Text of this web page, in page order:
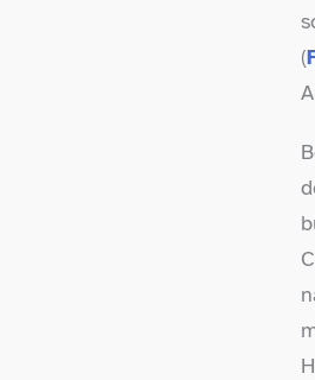
(